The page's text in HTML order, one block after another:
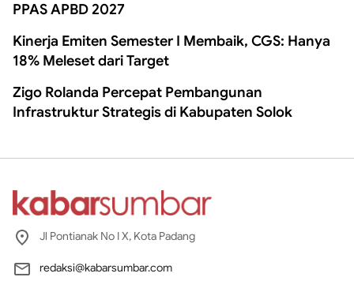
PPAS APBD 2027
Kinerja Emiten Semester I Membaik, CGS: Hanya
18% Meleset dari Target
Zigo Rolanda Percepat Pembangunan
Infrastruktur Strategis di Kabupaten Solok
Jl Pontianak No I X, Kota Padang
redaksi@kabarsumbar.com